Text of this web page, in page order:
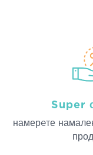
Super
намерeте